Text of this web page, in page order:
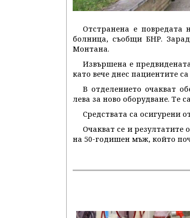
Отстранена е повредата
болница, съобщи БНР.
Монтана.
Извършена е
като вече днес пациентите
В отделението очакват
лева за ново оборудване. Те
Средствата са осигурени
Очакват се и
на 50-годишен мъж, който